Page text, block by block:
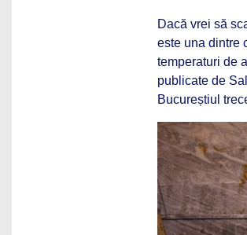
Dacă vrei să
este una dintre
temperaturi de
publicate de
Bucureștiul